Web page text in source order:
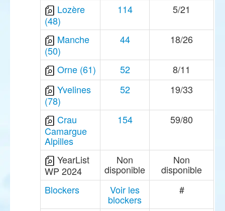
Lozère
(48)
114 5/21
Manche
(50)
44 18/26
Orne (61) 52
8/11
Yvelines
(78)
52 19/33
Crau
Camargue
Alpilles
154 59/80
YearList
WP 2024
Non
disponible
Non
disponible
Blockers
Voir les
blockers
#